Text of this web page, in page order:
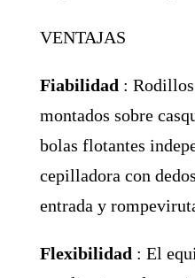
VENTAJAS
Fiabilidad :
montados sobre
bolas flotantes
cepilladora con
entrada y
Flexibilidad : El